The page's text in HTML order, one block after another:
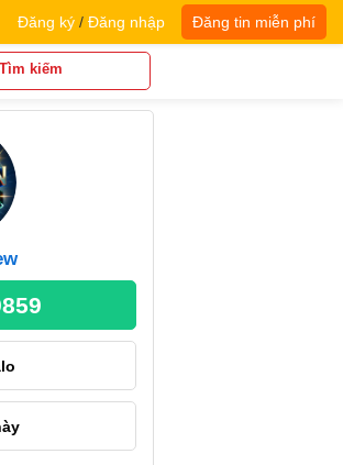
Đăng ký / Đăng nhập Đăng tin miễn phí
Tìm kiếm